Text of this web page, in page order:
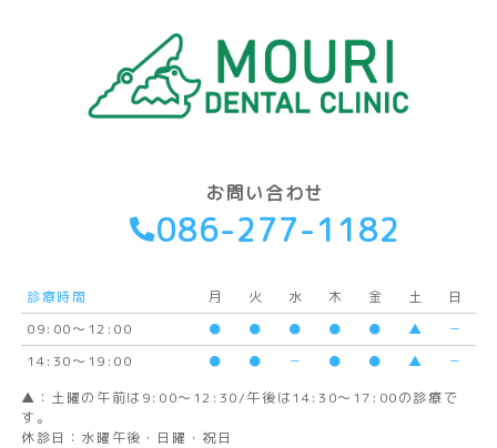
お問い合わせ
086-277-1182
診療時間 月 火 水 木 金 土
日
09:00〜12:00
● ● ● ● ● ▲
－
14:30～19:00
● ● － ● ● ▲
－
▲：土曜の午前は9:00～12:30/午後は14:30～17:00の診療で
す。
休診日：水曜午後・日曜・祝日